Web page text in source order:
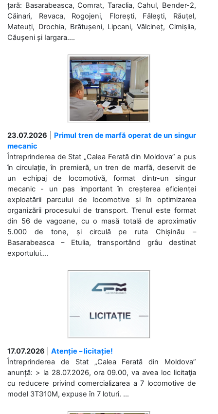
țară: Basarabeasca, Comrat, Taraclia, Cahul, Bender-2,
Căinari, Revaca, Rogojeni, Florești, Fălești, Răuțel,
Mateuți, Drochia, Brătușeni, Lipcani, Vălcineț, Cimișlia,
Căușeni și Iargara....
23.07.2026
Primul tren de marfă operat de un singur
mecanic
Întreprinderea de Stat „Calea Ferată din Moldova” a pus
în circulație, în premieră, un tren de marfă, deservit de
un echipaj de locomotivă, format dintr-un singur
mecanic - un pas important în creșterea eficienței
exploatării parcului de locomotive și în optimizarea
organizării procesului de transport. Trenul este format
din 56 de vagoane, cu o masă totală de aproximativ
5.000 de tone, și circulă pe ruta Chișinău –
Basarabeasca – Etulia, transportând grâu destinat
exportului....
17.07.2026
Atenție – licitație!
Întreprinderea de Stat „Calea Ferată din Moldova”
anunță: > la 28.07.2026, ora 09.00, va avea loc licitaţia
cu reducere privind comercializarea a 7 locomotive de
model 3ТЭ10М, expuse în 7 loturi. ...